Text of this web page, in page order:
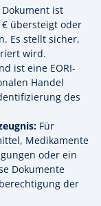
Dokument ist
übersteigt oder
Es stellt sicher,
wird.
ist eine EORI-
Handel
des
Für
Medikamente
oder ein
Dokumente
der